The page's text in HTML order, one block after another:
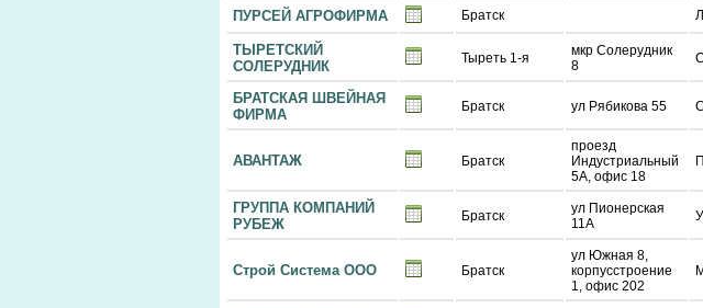
ПУРСЕЙ АГРОФИРМА Братск
ТЫРЕТСКИЙ
СОЛЕРУДНИК
Тыреть 1-я
мкр Солерудник
8
БРАТСКАЯ ШВЕЙНАЯ
ФИРМА
Братск ул Рябикова 55
АВАНТАЖ Братск
проезд
Индустриальный
5А, офис 18
ГРУППА КОМПАНИЙ
РУБЕЖ
Братск
ул Пионерская
11А
Строй Система ООО Братск
ул Южная 8,
корпусстроение
1, офис 202